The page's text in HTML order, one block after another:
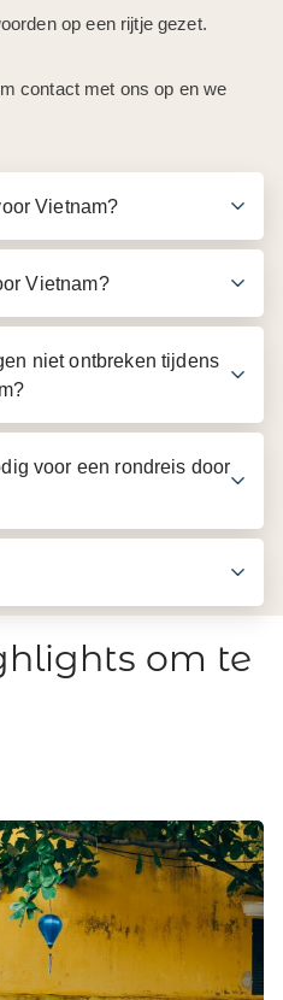
op een rijtje gezet.
contact met ons op en we
Vietnam?
Vietnam?
niet ontbreken tijdens
voor een rondreis door
om te